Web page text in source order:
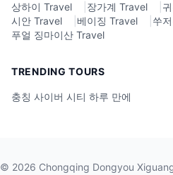
상하이 Travel
장가계 Travel
시안 Travel
베이징 Travel 쑤
푸얼 징마이산 Travel
TRENDING TOURS
충칭 사이버 시티 하루 만에
© 2026 Chongqing Dongyou